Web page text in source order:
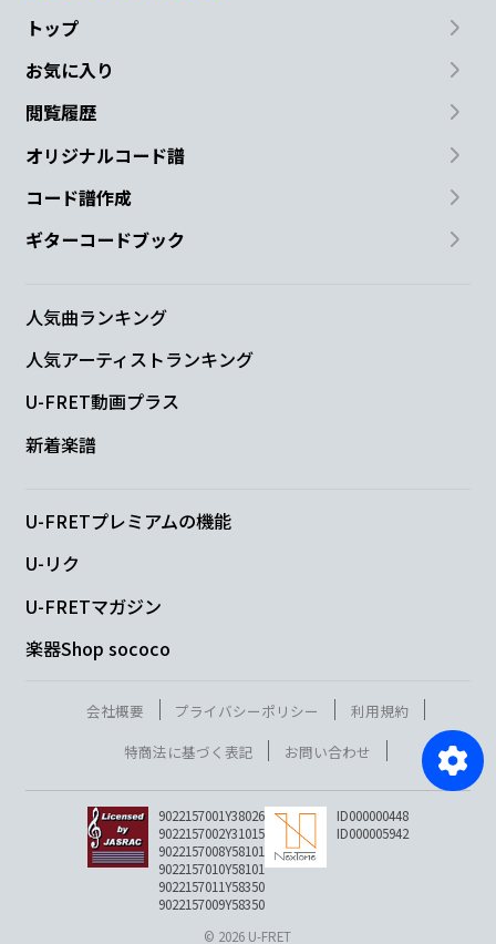
トップ
お気に入り
閲覧履歴
オリジナルコード譜
コード譜作成
ギターコードブック
人気曲ランキング
人気アーティストランキング
U-FRET動画プラス
新着楽譜
U-FRETプレミアムの機能
U-リク
U-FRETマガジン
楽器Shop sococo
会社概要 プライバシーポリシー
利用規約
特商法に基づく表記
お問い合わせ
9022157001Y38026
9022157002Y31015
9022157008Y58101
9022157010Y58101
9022157011Y58350
9022157009Y58350
ID000000448
ID000005942
© 2026 U-FRET